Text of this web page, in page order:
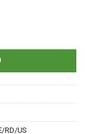
Multimedia
RD/US